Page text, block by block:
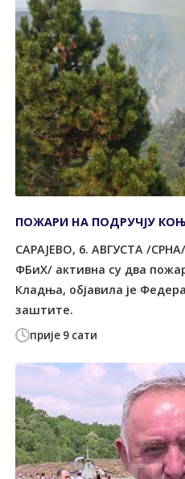
прије 9 сати
ПОЖАРИ НА ПОДРУЧЈУ
САРАЈЕВО, 6. АВГУСТА /
ФБиХ/ активна су два
Кладња, објавила је
заштите.